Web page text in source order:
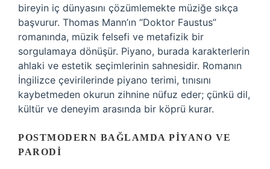
bireyin iç dünyasını çözümlemekte müziğe sıkça
başvurur. Thomas Mann’ın “Doktor Faustus”
romanında, müzik felsefi ve metafizik bir
sorgulamaya dönüşür. Piyano, burada karakterlerin
ahlaki ve estetik seçimlerinin sahnesidir. Romanın
İngilizce çevirilerinde piyano terimi, tınısını
kaybetmeden okurun zihnine nüfuz eder; çünkü dil,
kültür ve deneyim arasında bir köprü kurar.
POSTMODERN BAĞLAMDA PIYANO VE
PARODI